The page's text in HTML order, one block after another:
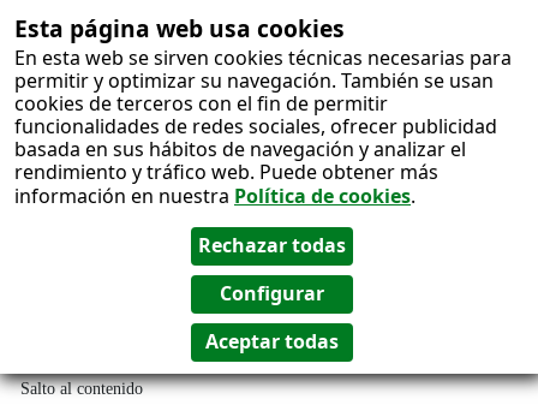
Esta página web usa cookies
En esta web se sirven cookies técnicas necesarias para
permitir y optimizar su navegación. También se usan
cookies de terceros con el fin de permitir
funcionalidades de redes sociales, ofrecer publicidad
basada en sus hábitos de navegación y analizar el
rendimiento y tráfico web. Puede obtener más
información en nuestra Política de cookies.
Salto al contenido